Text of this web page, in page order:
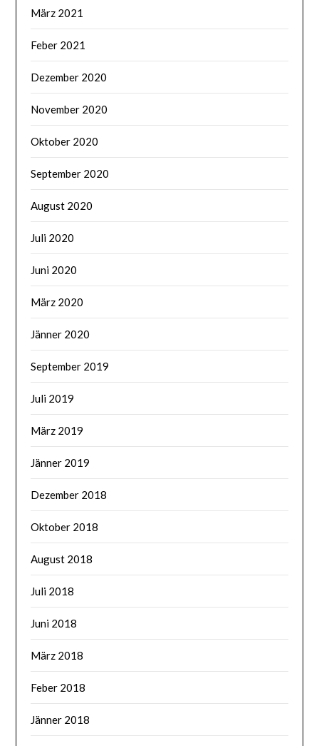
März 2021
Feber 2021
Dezember 2020
November 2020
Oktober 2020
September 2020
August 2020
Juli 2020
Juni 2020
März 2020
Jänner 2020
September 2019
Juli 2019
März 2019
Jänner 2019
Dezember 2018
Oktober 2018
August 2018
Juli 2018
Juni 2018
März 2018
Feber 2018
Jänner 2018